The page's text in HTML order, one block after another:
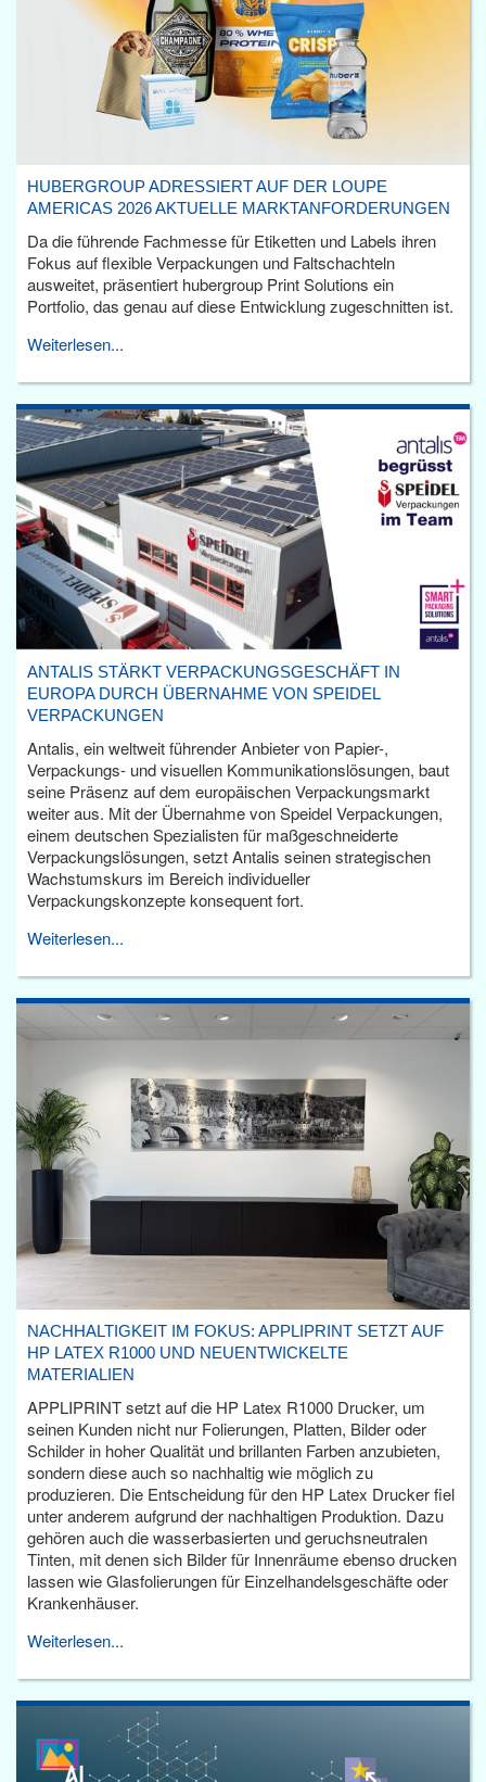
HUBERGROUP ADRESSIERT AUF DER LOUPE
AMERICAS 2026 AKTUELLE MARKTANFORDERUNGEN
Da die führende Fachmesse für Etiketten und Labels ihren
Fokus auf flexible Verpackungen und Faltschachteln
ausweitet, präsentiert hubergroup Print Solutions ein
Portfolio, das genau auf diese Entwicklung zugeschnitten ist.
Weiterlesen...
ANTALIS STÄRKT VERPACKUNGSGESCHÄFT IN
EUROPA DURCH ÜBERNAHME VON SPEIDEL
VERPACKUNGEN
Antalis, ein weltweit führender Anbieter von Papier-,
Verpackungs- und visuellen Kommunikationslösungen, baut
seine Präsenz auf dem europäischen Verpackungsmarkt
weiter aus. Mit der Übernahme von Speidel Verpackungen,
einem deutschen Spezialisten für maßgeschneiderte
Verpackungslösungen, setzt Antalis seinen strategischen
Wachstumskurs im Bereich individueller
Verpackungskonzepte konsequent fort.
Weiterlesen...
NACHHALTIGKEIT IM FOKUS: APPLIPRINT SETZT AUF
HP LATEX R1000 UND NEUENTWICKELTE
MATERIALIEN
APPLIPRINT setzt auf die HP Latex R1000 Drucker, um
seinen Kunden nicht nur Folierungen, Platten, Bilder oder
Schilder in hoher Qualität und brillanten Farben anzubieten,
sondern diese auch so nachhaltig wie möglich zu
produzieren. Die Entscheidung für den HP Latex Drucker fiel
unter anderem aufgrund der nachhaltigen Produktion. Dazu
gehören auch die wasserbasierten und geruchsneutralen
Tinten, mit denen sich Bilder für Innenräume ebenso drucken
lassen wie Glasfolierungen für Einzelhandelsgeschäfte oder
Krankenhäuser.
Weiterlesen...